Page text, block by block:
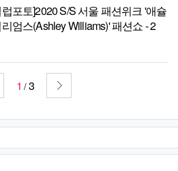
포토]2020 S/S 서울 패션위크 '애슐
엄스(Ashley Williams)' 패션쇼 - 2
1 /3